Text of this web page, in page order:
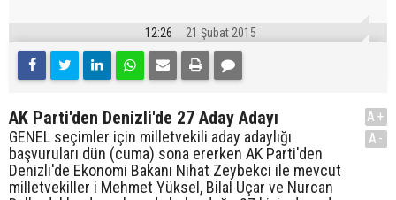
12:26 21 Şubat 2015
AK Parti'den Denizli'de 27 Aday Adayı
GENEL seçimler için milletvekili aday adaylığı
başvuruları dün (cuma) sona ererken AK Parti'den
Denizli'de Ekonomi Bakanı Nihat Zeybekci ile mevcut
milletvekiller i Mehmet Yüksel, Bilal Uçar ve Nurcan
A+
A-